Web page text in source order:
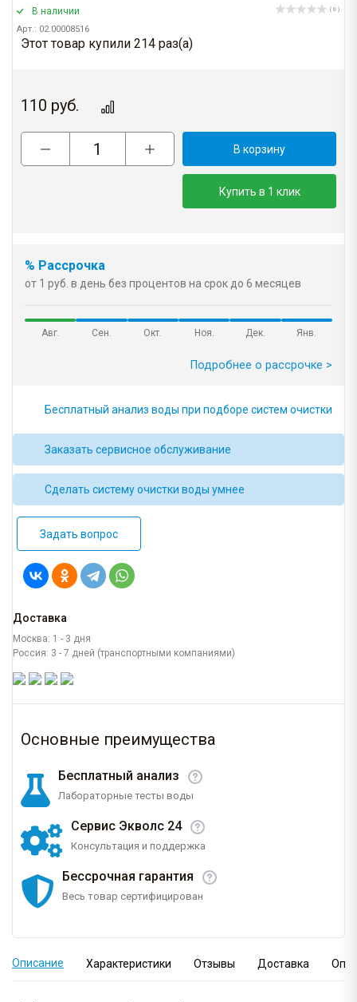
В наличии
Арт.: 02.00008516
( 0 )
Этот товар купили 214 раз(a)
110 руб.
В корзину
Купить в 1 клик
% Рассрочка
от 1 руб. в день без процентов на срок до 6 месяцев
Авг. Сен. Окт. Ноя. Дек. Янв.
Подробнее о рассрочке >
Бесплатный анализ воды при подборе систем очистки
Заказать сервисное обслуживание
Сделать систему очистки воды умнее
Задать вопрос
Доставка
Москва: 1 - 3 дня
Россия: 3 - 7 дней (транспортными компаниями)
Основные преимущества
Бесплатный анализ
Лабораторные тесты воды
Сервис Экволс 24
Консультация и поддержка
Бессрочная гарантия
Весь товар сертифицирован
Описание Характеристики Отзывы Доставка